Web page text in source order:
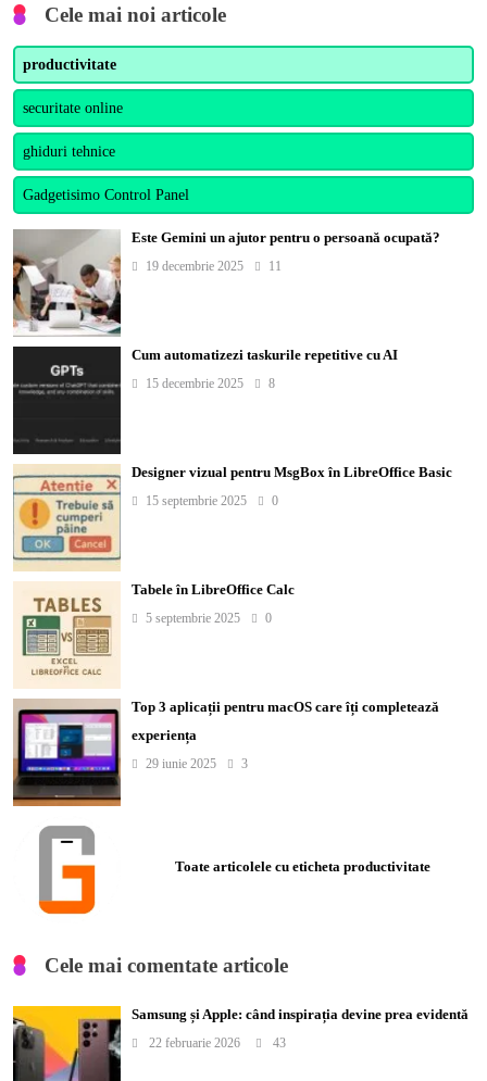
Cele mai noi articole
productivitate
securitate online
ghiduri tehnice
Gadgetisimo Control Panel
Este Gemini un ajutor pentru o persoană ocupată?
19 decembrie 2025 11
Cum automatizezi taskurile repetitive cu AI
15 decembrie 2025 8
Designer vizual pentru MsgBox în LibreOffice Basic
15 septembrie 2025 0
Tabele în LibreOffice Calc
5 septembrie 2025 0
Top 3 aplicații pentru macOS care îți completează
experiența
29 iunie 2025 3
Toate articolele cu eticheta productivitate
Cele mai comentate articole
Samsung și Apple: când inspirația devine prea evidentă
22 februarie 2026 43